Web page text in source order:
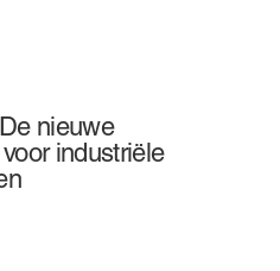
nieuwe
industriële